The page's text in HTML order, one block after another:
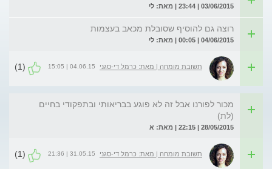
03/06/2015 | 23:44 | מאת: לי
רוצה גם להוסיף שסובלת מכאב בעצמות
04/06/2015 | 00:05 | מאת: לי
תשובת מומחה | מאת: כרמל די-סגני 04.06.15 | 15:05
(1)
מכור לפורנו אבל זה לא פוגע בבריאותי ובתפקודי בחיים
(לת)
28/05/2015 | 22:15 | מאת: א
תשובת מומחה | מאת: כרמל די-סגני 31.05.15 | 21:36
(1)